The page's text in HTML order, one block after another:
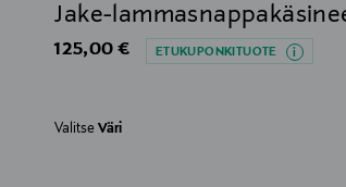
Jake-
Original Price
125,00 € ETUKUPONKITUOTE
ValitseVäri